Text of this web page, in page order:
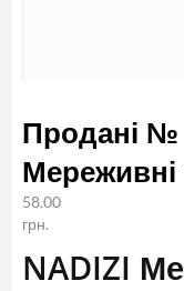
Продані №
Мереживні
58.00
грн.
NADIZI